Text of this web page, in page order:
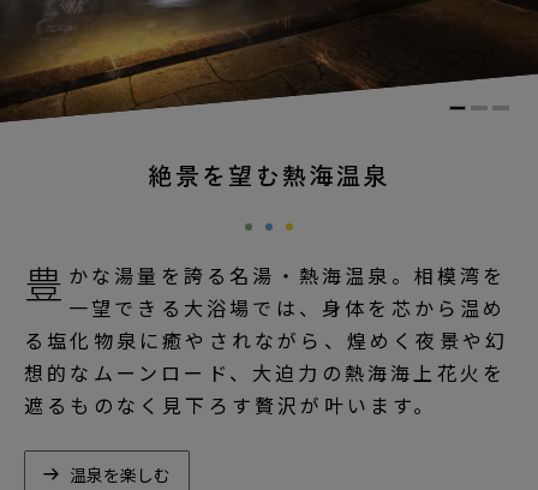
絶景を望む熱海温泉
豊 かな湯量を誇る名湯・熱海温泉。相模湾を
一望できる大浴場では、身体を芯から温め
る塩化物泉に癒やされながら、煌めく夜景や幻
想的なムーンロード、大迫力の熱海海上花火を
遮るものなく見下ろす贅沢が叶います。
温泉を楽しむ